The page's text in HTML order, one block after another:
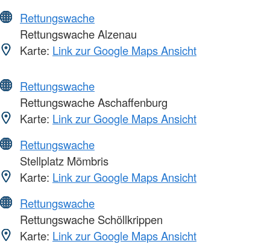
Rettungswache
Rettungswache Alzenau
Karte: Link zur Google Maps Ansicht
Rettungswache
Rettungswache Aschaffenburg
Karte: Link zur Google Maps Ansicht
Rettungswache
Stellplatz Mömbris
Karte: Link zur Google Maps Ansicht
Rettungswache
Rettungswache Schöllkrippen
Karte: Link zur Google Maps Ansicht